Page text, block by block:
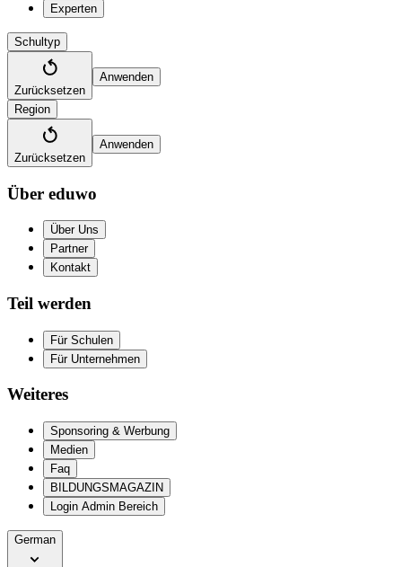
Experten
Schultyp
Zurücksetzen
Anwenden
Region
Zurücksetzen
Anwenden
Über eduwo
Über Uns
Partner
Kontakt
Teil werden
Für Schulen
Für Unternehmen
Weiteres
Sponsoring & Werbung
Medien
Faq
BILDUNGSMAGAZIN
Login Admin Bereich
German